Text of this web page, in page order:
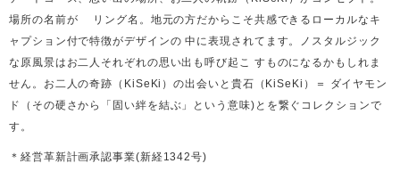
場所の名前が リング名。地元の方だからこそ共感できるローカルなキ
ャプション付で特徴がデザインの 中に表現されてます。ノスタルジック
な原風景はお二人それぞれの思い出も呼び起こ すものになるかもしれま
せん。お二人の奇跡（KiSeKi）の出会いと貴石（KiSeKi）＝ ダイヤモン
ド（その硬さから「固い絆を結ぶ」という意味)とを繋ぐコレクションで
す。
＊経営革新計画承認事業(新経1342号)